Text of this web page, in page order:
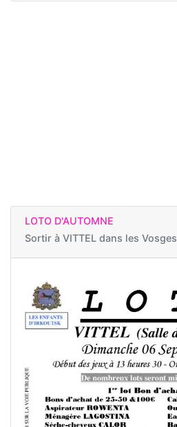
LOTO D'AUTOMNE
Sortir à VITTEL dans les Vosges